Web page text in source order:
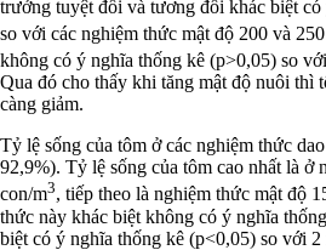
trưởng tuyệt đối và tương đối khác biệt
so với các nghiệm thức mật độ 200 và
không có ý nghĩa thống kê (p>0,05) so
Qua đó cho thấy khi tăng mật độ nuôi thì
càng giảm.
Tỷ lệ sống của tôm ở các nghiệm thức
92,9%). Tỷ lệ sống của tôm cao nhất là ở
con/m3, tiếp theo là nghiệm thức mật độ
thức này khác biệt không có ý nghĩa
biệt có ý nghĩa thống kê (p<0,05) so với